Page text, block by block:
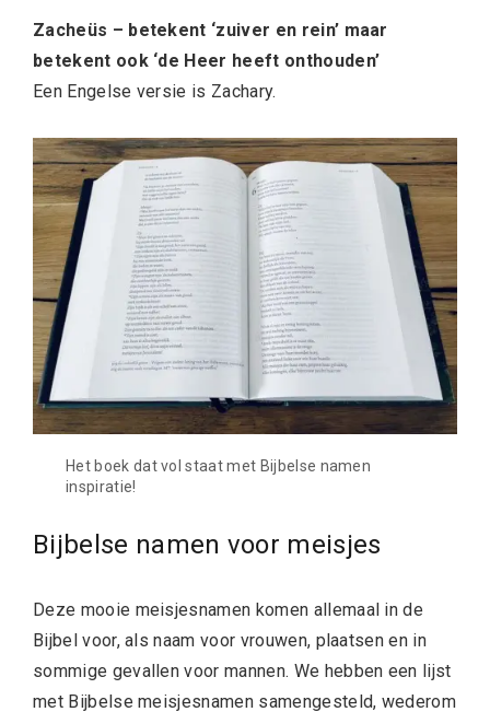
Zacheüs – betekent ‘zuiver en rein’ maar
betekent ook ‘de Heer heeft onthouden’
Een Engelse versie is Zachary.
Het boek dat vol staat met Bijbelse namen
inspiratie!
Bijbelse namen voor meisjes
Deze mooie meisjesnamen komen allemaal in de
Bijbel voor, als naam voor vrouwen, plaatsen en in
sommige gevallen voor mannen. We hebben een lijst
met Bijbelse meisjesnamen samengesteld, wederom